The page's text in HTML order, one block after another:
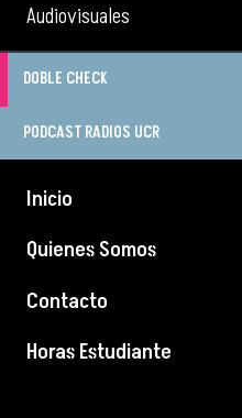
Audiovisuales
DOBLE CHECK
PODCAST RADIOS UCR
Inicio
Quienes Somos
Contacto
Horas Estudiante